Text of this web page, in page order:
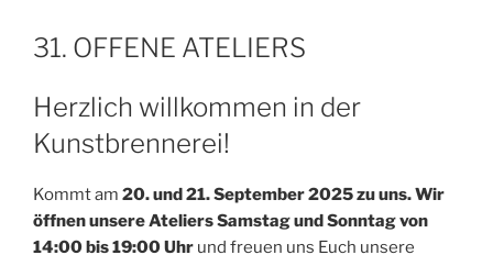
VERÖFFENTLICHT
AM
31. OFFENE ATELIERS
Herzlich willkommen in der
Kunstbrennerei!
Kommt am 20. und 21. September 2025 zu uns.Wir
öffnen unsere Ateliers Samstag und Sonntag von
14:00 bis 19:00 Uhr und freuen uns Euch unsere